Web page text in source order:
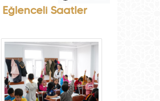
Eğlenceli Saatler